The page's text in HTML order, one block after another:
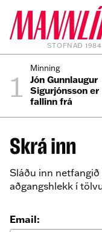
STOFNAÐ 1984
1 Minning
Jón Gunnlaugur
Sigurjónsson er
fallinn frá
Skrá inn
Sláðu inn
aðgangshlekk í
Email: